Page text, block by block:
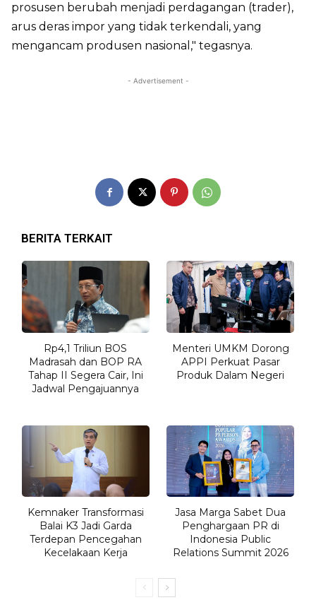
prosusen berubah menjadi perdagangan (trader),
arus deras impor yang tidak terkendali, yang
mengancam produsen nasional," tegasnya.
- Advertisement -
BERITA TERKAIT
Rp4,1 Triliun BOS
Madrasah dan BOP RA
Tahap II Segera Cair, Ini
Jadwal Pengajuannya
Menteri UMKM Dorong
APPI Perkuat Pasar
Produk Dalam Negeri
Kemnaker Transformasi
Balai K3 Jadi Garda
Terdepan Pencegahan
Kecelakaan Kerja
Jasa Marga Sabet Dua
Penghargaan PR di
Indonesia Public
Relations Summit 2026